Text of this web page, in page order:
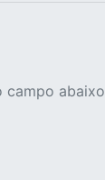
campo abaixo